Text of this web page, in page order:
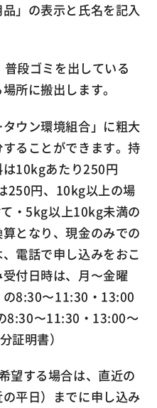
」の表示と氏名を記入
段ゴミを出している
所に搬出します。
ウン環境組合」に粗大
ることができます。持
は10kgあたり250円
250円、10kg以上の場
・5kg以上10kg未満の
となり、現金のみでの
電話で申し込みをおこ
付日時は、月〜金曜
の8:30〜11:30・13:00
8:30〜11:30・13:00～
証明書）
望する場合は、直近の
平日）までに申し込み